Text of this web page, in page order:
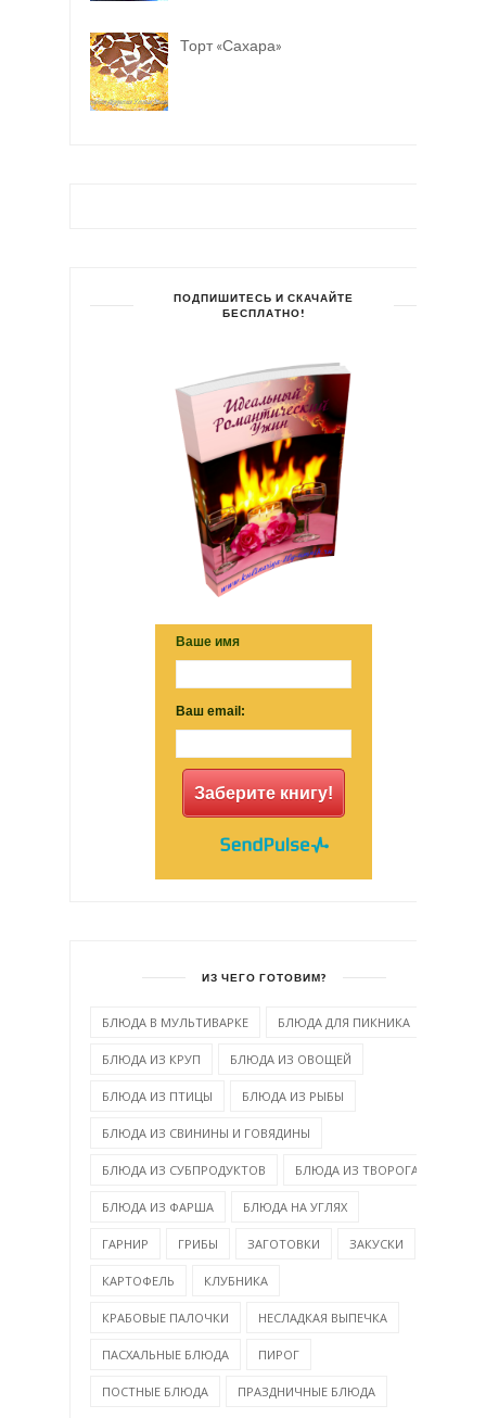
Торт «Сахара»
ПОДПИШИТЕСЬ И СКАЧАЙТЕ
БЕСПЛАТНО!
Ваше имя
Ваш email:
Заберите книгу!
ИЗ ЧЕГО ГОТОВИМ?
БЛЮДА В МУЛЬТИВАРКЕ БЛЮДА ДЛЯ ПИКНИКА
БЛЮДА ИЗ КРУП БЛЮДА ИЗ ОВОЩЕЙ
БЛЮДА ИЗ ПТИЦЫ БЛЮДА ИЗ РЫБЫ
БЛЮДА ИЗ СВИНИНЫ И ГОВЯДИНЫ
БЛЮДА ИЗ СУБПРОДУКТОВ БЛЮДА ИЗ ТВОРОГА
БЛЮДА ИЗ ФАРША БЛЮДА НА УГЛЯХ
ГАРНИР ГРИБЫ ЗАГОТОВКИ ЗАКУСКИ
КАРТОФЕЛЬ КЛУБНИКА
КРАБОВЫЕ ПАЛОЧКИ НЕСЛАДКАЯ ВЫПЕЧКА
ПАСХАЛЬНЫЕ БЛЮДА ПИРОГ
ПОСТНЫЕ БЛЮДА ПРАЗДНИЧНЫЕ БЛЮДА